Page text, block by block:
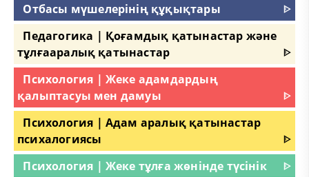
Отбасы мүшелерінің құқықтары
ᐈ
Педагогика | Қоғамдық қатынастар және
тұлғааралық қатынастар
ᐈ
Психология | Жеке адамдардың
қалыптасуы мен дамуы
ᐈ
Психология | Адам аралық қатынастар
психалогиясы
ᐈ
Психология | Жеке тұлға жөнінде түсінік
ᐈ